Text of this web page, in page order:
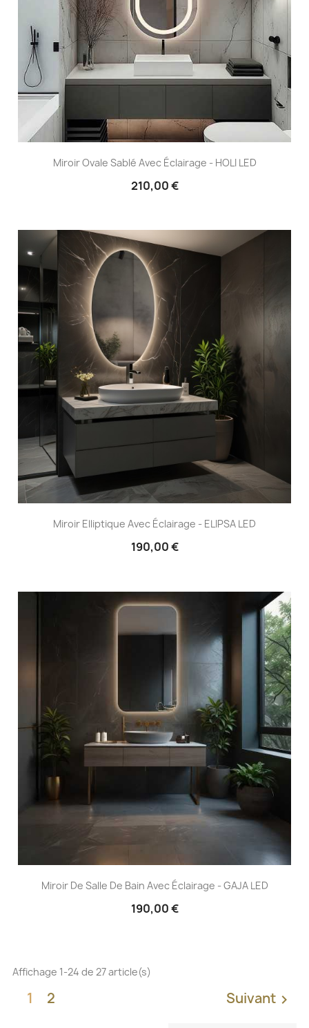
Miroir Ovale Sablé Avec Éclairage - HOLI LED
210,00 €
Miroir Elliptique Avec Éclairage - ELIPSA LED
190,00 €
Miroir De Salle De Bain Avec Éclairage - GAJA LED
190,00 €
Affichage 1-24 de 27 article(s)
1 2 Suivant 